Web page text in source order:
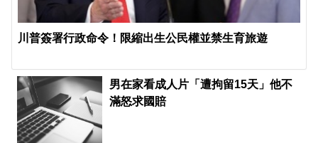
川普簽署行政命令！限縮出生公民權並禁生育旅遊
男在家看成人片「遭拘留15天」他不
滿怒求國賠